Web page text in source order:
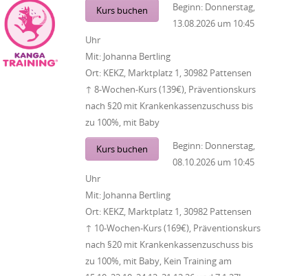
Kurs buchen Beginn: Donnerstag,
13.08.2026 um 10:45
Uhr
Mit: Johanna Bertling
Ort: KEKZ, Marktplatz 1, 30982 Pattensen
↑ 8-Wochen-Kurs (139€), Präventionskurs
nach §20 mit Krankenkassenzuschuss bis
zu 100%, mit Baby
Kurs buchen Beginn: Donnerstag,
08.10.2026 um 10:45
Uhr
Mit: Johanna Bertling
Ort: KEKZ, Marktplatz 1, 30982 Pattensen
↑ 10-Wochen-Kurs (169€), Präventionskurs
nach §20 mit Krankenkassenzuschuss bis
zu 100%, mit Baby, Kein Training am